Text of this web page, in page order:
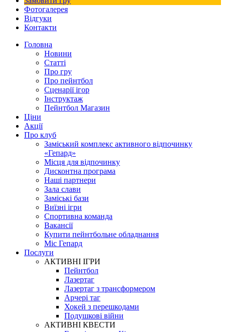
Фотогалерея
Відгуки
Контакти
Головна
Новини
Статті
Про гру
Про пейнтбол
Сценарії ігор
Інструктаж
Пейнтбол Магазин
Ціни
Акції
Про клуб
Заміський комплекс активного відпочинку
«Гепард»
Місця для відпочинку
Дисконтна програма
Наші партнери
Зала слави
Заміські бази
Виїзні ігри
Спортивна команда
Вакансії
Купити пейнтбольне обладнання
Міс Гепард
Послуги
АКТИВНІ ІГРИ
Пейнтбол
Лазертаг
Лазертаг з трансформером
Арчері таг
Хокей з перешкодами
Подушкові війни
АКТИВНІ КВЕСТИ